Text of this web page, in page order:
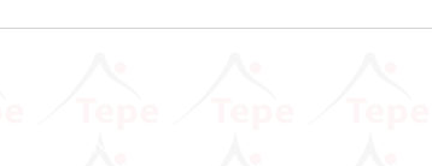
Emlak Vergisi Kanunu Genel